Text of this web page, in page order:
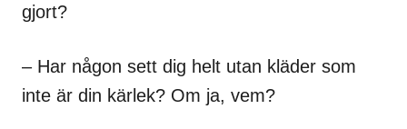
gjort?
– Har någon sett dig helt utan kläder som
inte är din kärlek? Om ja, vem?